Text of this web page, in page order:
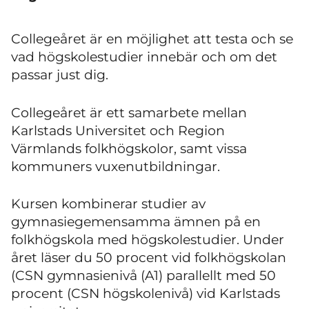
Collegeåret är en möjlighet att testa och se
vad högskolestudier innebär och om det
passar just dig.
Collegeåret är ett samarbete mellan
Karlstads Universitet och Region
Värmlands folkhögskolor, samt vissa
kommuners vuxenutbildningar.
Kursen kombinerar studier av
gymnasiegemensamma ämnen på en
folkhögskola med högskolestudier. Under
året läser du 50 procent vid folkhögskolan
(CSN gymnasienivå (A1) parallellt med 50
procent (CSN högskolenivå) vid Karlstads